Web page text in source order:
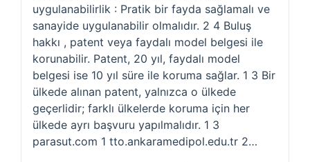
uygulanabilirlik : Pratik bir fayda sağlamalı ve
sanayide uygulanabilir olmalıdır. 2 4 Buluş
hakkı , patent veya faydalı model belgesi ile
korunabilir. Patent, 20 yıl, faydalı model
belgesi ise 10 yıl süre ile koruma sağlar. 1 3 Bir
ülkede alınan patent, yalnızca o ülkede
geçerlidir; farklı ülkelerde koruma için her
ülkede ayrı başvuru yapılmalıdır. 1 3
parasut.com 1 tto.ankaramedipol.edu.tr 2…